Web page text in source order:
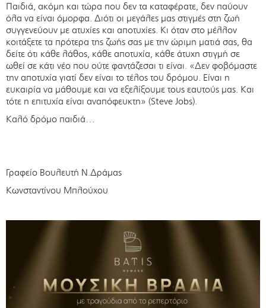
Παιδιά, ακόμη και τώρα που δεν τα καταφέρατε, δεν παύουν
όλα να είναι όμορφα. Διότι οι μεγάλες μας στιγμές στη ζωή
συγγενεύουν με ατυχίες και αποτυχίες. Κι όταν στο μέλλον
κοιτάξετε τα πρότερα της ζωής σας με την ώριμη ματιά σας, θα
δείτε ότι κάθε λάθος, κάθε αποτυχία, κάθε άτυχη στιγμή σε
ωθεί σε κάτι νέο που ούτε φαντάζεσαι τι είναι. «Δεν φοβόμαστε
την αποτυχία γιατί δεν είναι το τέλος του δρόμου. Είναι η
ευκαιρία να μάθουμε και να εξελίξουμε τους εαυτούς μας. Και
τότε η επιτυχία είναι αναπόφευκτη» (Steve Jobs).
Καλό δρόμο παιδιά…
Γραφείο Βουλευτή Ν.Δράμας
Κωνσταντίνου Μπλούχου